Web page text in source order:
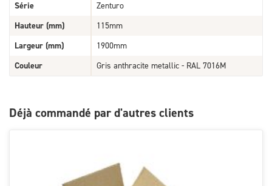
Série
Zenturo
Hauteur (mm)
115mm
Largeur (mm)
1900mm
Couleur
Gris anthracite metallic - RAL 7016M
Déjà commandé par d'autres clients